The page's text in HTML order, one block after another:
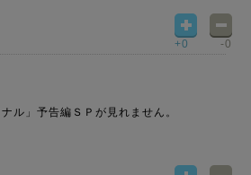
+0 -0
ル」予告編ＳＰが見れません。